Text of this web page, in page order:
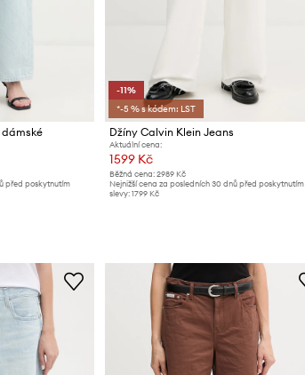
před poskytnutím
-11%
*-5 % s kódem: LST
Džíny Calvin Klein Jeans
Aktuální cena:
1599 Kč
Běžná cena: 2989 Kč
Nejnižší cena za posledních 30 dnů před poskytnutím
slevy: 1799 Kč